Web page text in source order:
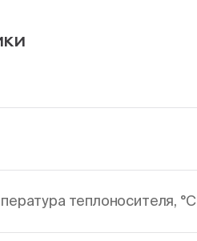
теплоносителя, °С